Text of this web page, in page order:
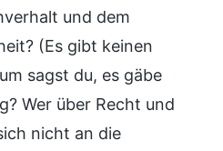
und dem
(Es gibt keinen
sagst du, es gäbe
Wer über Recht und
nicht an die